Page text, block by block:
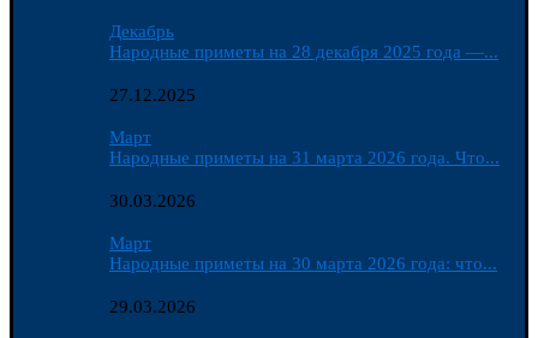
Декабрь
Народные приметы на 28 декабря 2025 года —...
27.12.2025
Март
Народные приметы на 31 марта 2026 года. Что...
30.03.2026
Март
Народные приметы на 30 марта 2026 года: что...
29.03.2026